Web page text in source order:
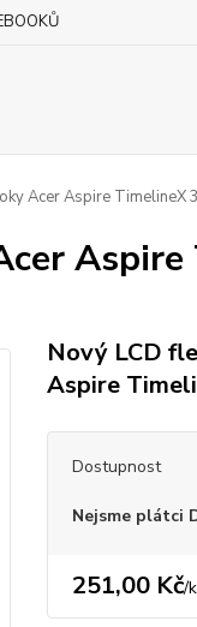
Acer Aspire
Nový LCD
Aspire
Dostupnost
Nejsme plátci
251,00 Kč/